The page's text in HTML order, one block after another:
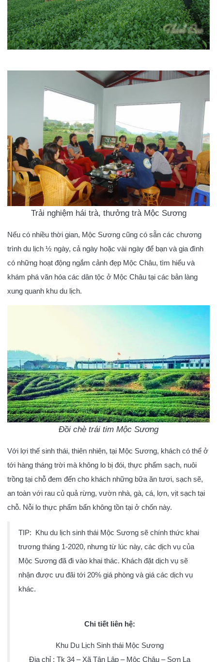
Trải nghiệm hái trà, thưởng trà Mộc Sương
Nếu có nhiều thời gian, Mộc Sương cũng có sẵn các chương
trình du lịch ½ ngày, cả ngày hoặc vài ngày để bạn và gia đình
có những hoạt động ngắm cảnh đẹp Mộc Châu, tìm hiểu và
khám phá văn hóa các dân tộc ở Mộc Châu tại các bản làng
xung quanh khu du lịch.
Đồi chè trái tim Mộc Sương
Với lợi thế sinh thái, thiên nhiên, tại Mộc Sương, khách có thể ở
tới hàng tháng trời mà không lo bị đói, thực phẩm sạch, nuôi
trồng tại chỗ đem đến cho khách những bữa ăn tươi, sạch sẽ,
an toàn với rau củ quả rừng, vườn nhà, gà, cá, lợn, vịt sạch tại
chỗ. Nỗi lo thực phẩm bẩn không tồn tại ở chốn này.
TIP: Khu du lịch sinh thái Mộc Sương sẽ chính thức khai
trương tháng 1-2020, nhưng từ lúc này, các dịch vụ của
Mộc Sương đã đi vào khai thác. Khách đặt dịch vụ sẽ
nhận được ưu đãi tới 20% giá phòng và giá các dịch vụ
khác.
Chi tiết liên hệ:
Khu Du Lịch Sinh thái Mộc Sương
Địa chỉ : Tk 34 – Xã Tân Lập – Mộc Châu – Sơn La